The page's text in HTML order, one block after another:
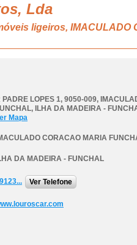
Lda
ligeiros, IMACULADO
PADRE LOPES 1, 9050-009,
, ILHA DA MADEIRA -
Mapa
CORACAO MARIA
DA MADEIRA - FUNCHAL
Ver Telefone